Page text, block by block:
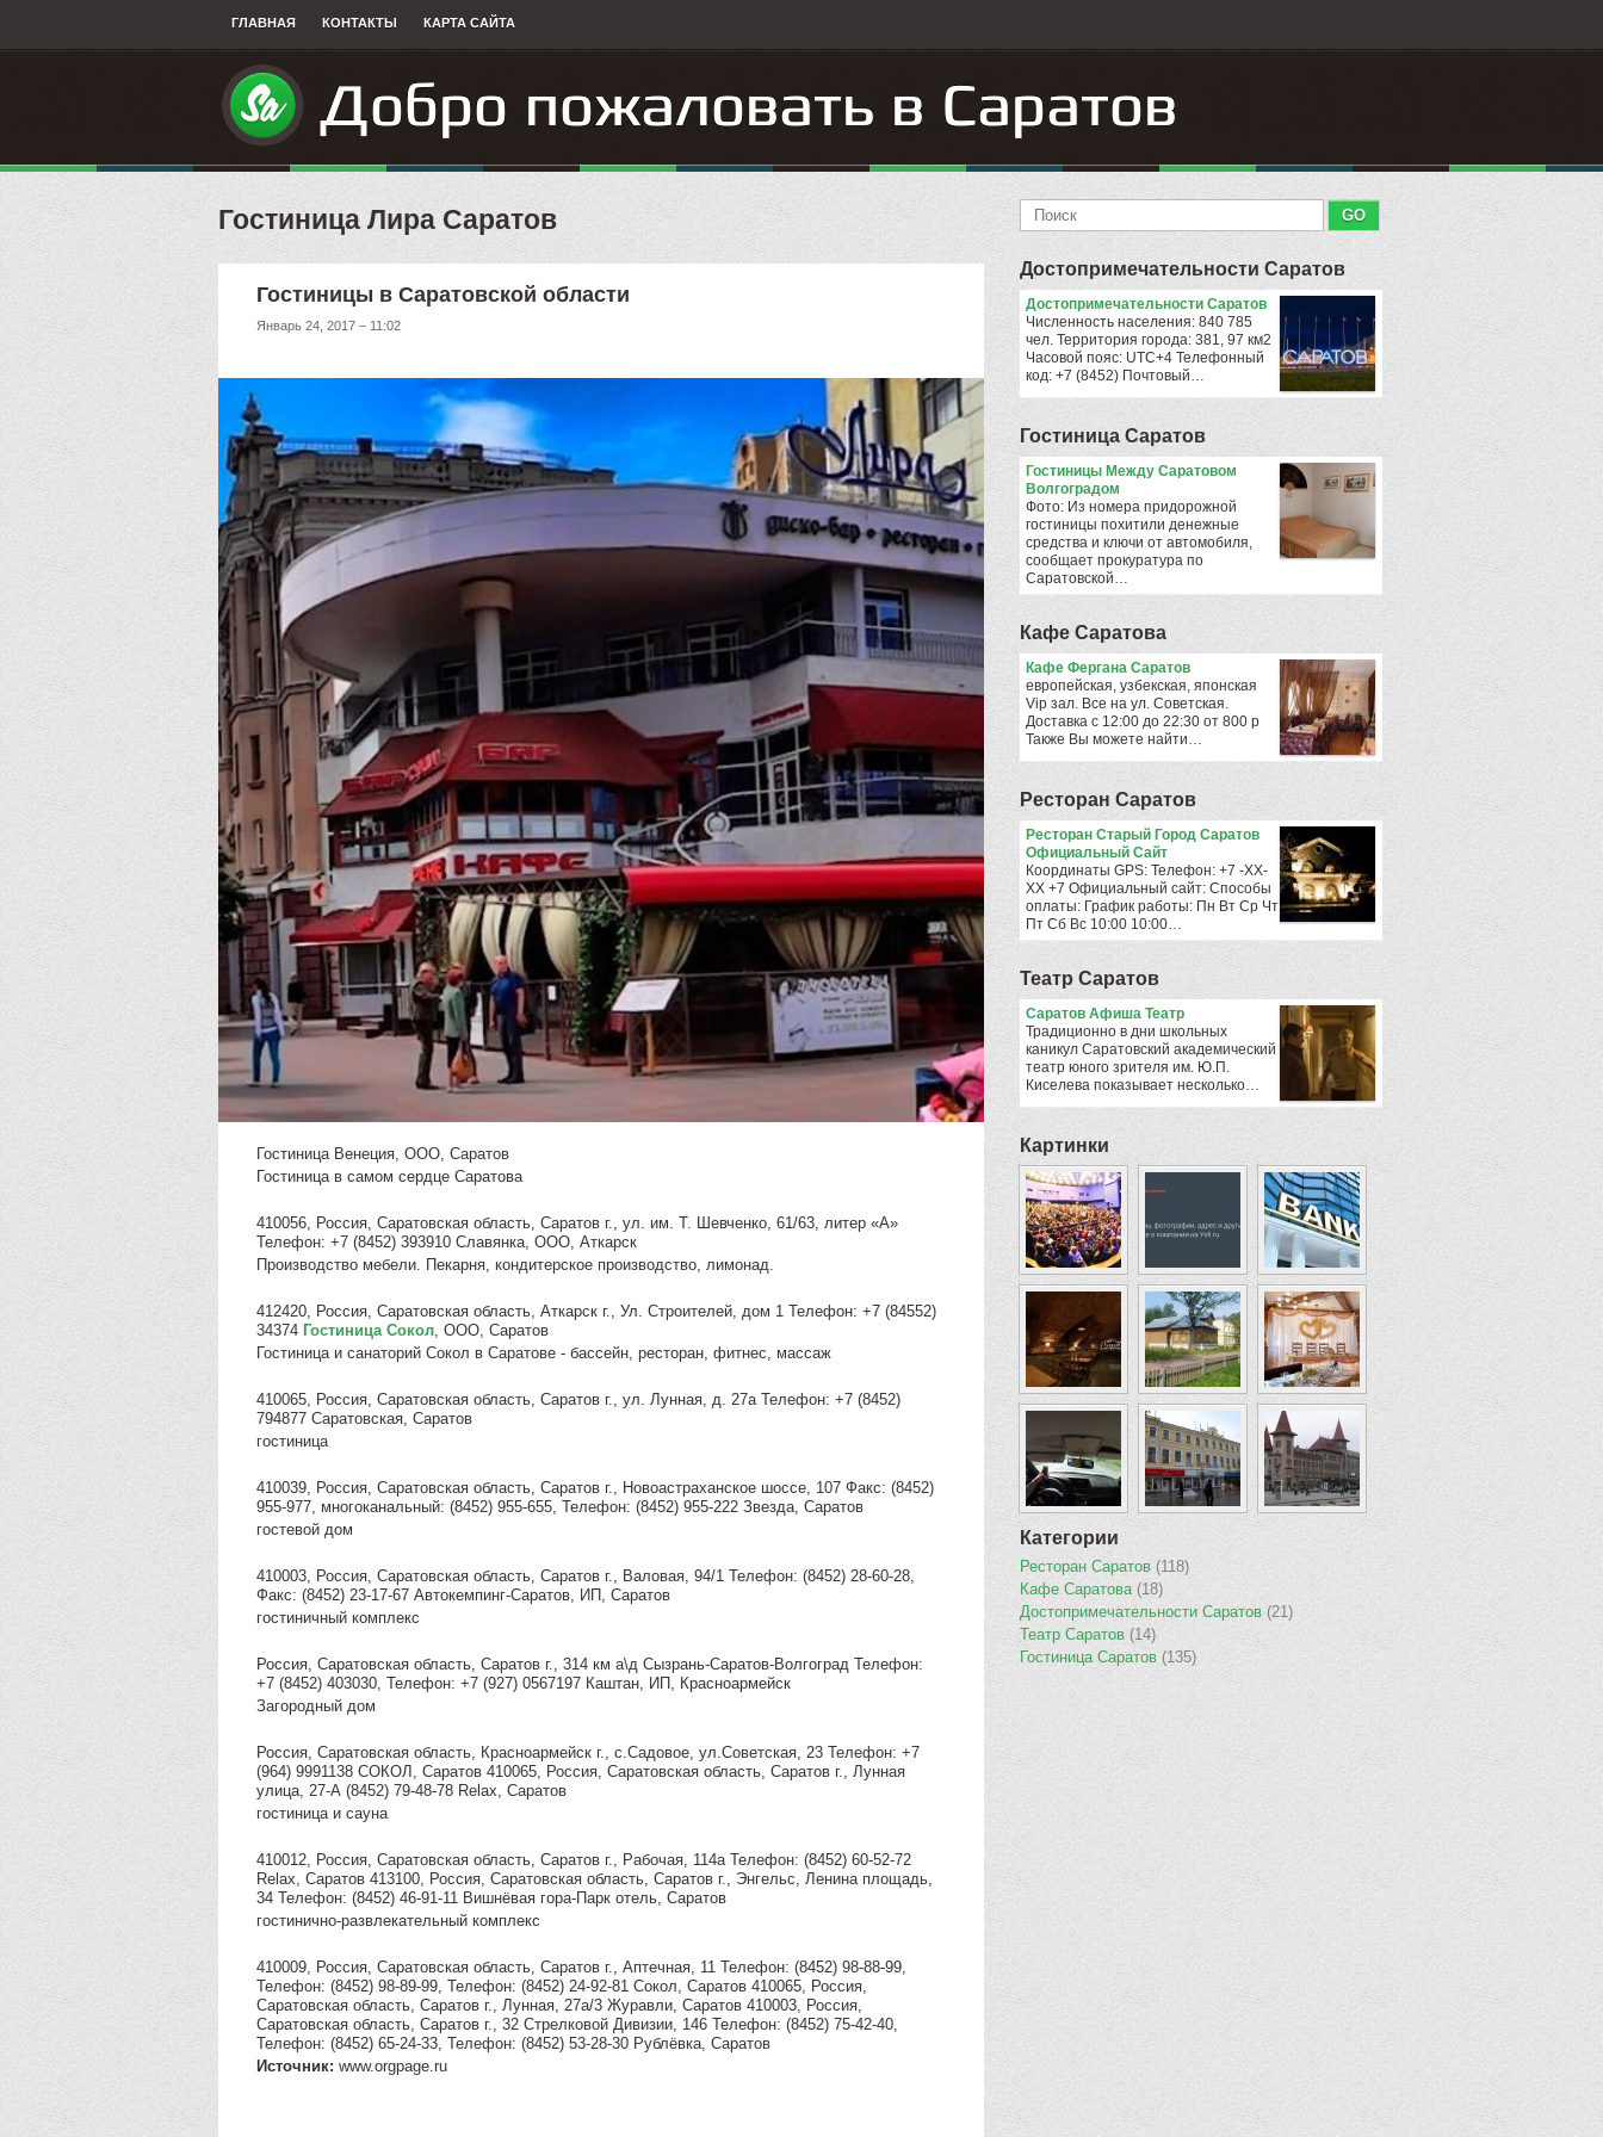
ГЛАВНАЯ КОНТАКТЫ КАРТА САЙТА
Гостиница Лира Саратов
Гостиницы в Саратовской области
Январь 24, 2017 – 11:02
Гостиница Венеция, ООО, Саратов
Гостиница в самом сердце Саратова
410056, Россия, Саратовская область, Саратов г., ул. им. Т. Шевченко, 61/63, литер «А»
Телефон: +7 (8452) 393910 Славянка, ООО, Аткарск
Производство мебели. Пекарня, кондитерское производство, лимонад.
412420, Россия, Саратовская область, Аткарск г., Ул. Строителей, дом 1 Телефон: +7 (84552)
34374 Гостиница Сокол, ООО, Саратов
Гостиница и санаторий Сокол в Саратове - бассейн, ресторан, фитнес, массаж
410065, Россия, Саратовская область, Саратов г., ул. Лунная, д. 27а Телефон: +7 (8452)
794877 Саратовская, Саратов
гостиница
410039, Россия, Саратовская область, Саратов г., Новоастраханское шоссе, 107 Факс: (8452)
955-977, многоканальный: (8452) 955-655, Телефон: (8452) 955-222 Звезда, Саратов
гостевой дом
410003, Россия, Саратовская область, Саратов г., Валовая, 94/1 Телефон: (8452) 28-60-28,
Факс: (8452) 23-17-67 Автокемпинг-Саратов, ИП, Саратов
гостиничный комплекс
Россия, Саратовская область, Саратов г., 314 км а\д Сызрань-Саратов-Волгоград Телефон:
+7 (8452) 403030, Телефон: +7 (927) 0567197 Каштан, ИП, Красноармейск
Загородный дом
Россия, Саратовская область, Красноармейск г., с.Садовое, ул.Советская, 23 Телефон: +7
(964) 9991138 СОКОЛ, Саратов 410065, Россия, Саратовская область, Саратов г., Лунная
улица, 27-А (8452) 79-48-78 Relax, Саратов
гостиница и сауна
410012, Россия, Саратовская область, Саратов г., Рабочая, 114а Телефон: (8452) 60-52-72
Relax, Саратов 413100, Россия, Саратовская область, Саратов г., Энгельс, Ленина площадь,
34 Телефон: (8452) 46-91-11 Вишнёвая гора-Парк отель, Саратов
гостинично-развлекательный комплекс
410009, Россия, Саратовская область, Саратов г., Аптечная, 11 Телефон: (8452) 98-88-99,
Телефон: (8452) 98-89-99, Телефон: (8452) 24-92-81 Сокол, Саратов 410065, Россия,
Саратовская область, Саратов г., Лунная, 27а/3 Журавли, Саратов 410003, Россия,
Саратовская область, Саратов г., 32 Стрелковой Дивизии, 146 Телефон: (8452) 75-42-40,
Телефон: (8452) 65-24-33, Телефон: (8452) 53-28-30 Рублёвка, Саратов
Источник: www.orgpage.ru
Достопримечательности Саратов
Достопримечательности Саратов
Численность населения: 840 785
чел. Территория города: 381, 97 км2
Часовой пояс: UTC+4 Телефонный
код: +7 (8452) Почтовый…
Гостиница Саратов
Гостиницы Между Саратовом
Волгоградом
Фото: Из номера придорожной
гостиницы похитили денежные
средства и ключи от автомобиля,
сообщает прокуратура по
Саратовской…
Кафе Саратова
Кафе Фергана Саратов
европейская, узбекская, японская
Vip зал. Все на ул. Советская.
Доставка с 12:00 до 22:30 от 800 р
Также Вы можете найти…
Ресторан Саратов
Ресторан Старый Город Саратов
Официальный Сайт
Координаты GPS: Телефон: +7 -ХХ-
ХХ +7 Официальный сайт: Способы
оплаты: График работы: Пн Вт Ср Чт
Пт Сб Вс 10:00 10:00…
Театр Саратов
Саратов Афиша Театр
Традиционно в дни школьных
каникул Саратовский академический
театр юного зрителя им. Ю.П.
Киселева показывает несколько…
Картинки
Категории
Ресторан Саратов (118)
Кафе Саратова (18)
Достопримечательности Саратов (21)
Театр Саратов (14)
Гостиница Саратов (135)